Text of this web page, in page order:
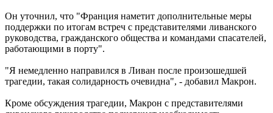
Он уточнил, что "Франция наметит дополнительные меры
поддержки по итогам встреч с представителями ливанского
руководства, гражданского общества и командами спасателей,
работающими в порту".
"Я немедленно направился в Ливан после произошедшей
трагедии, такая солидарность очевидна", - добавил Макрон.
Кроме обсуждения трагедии, Макрон с представителями